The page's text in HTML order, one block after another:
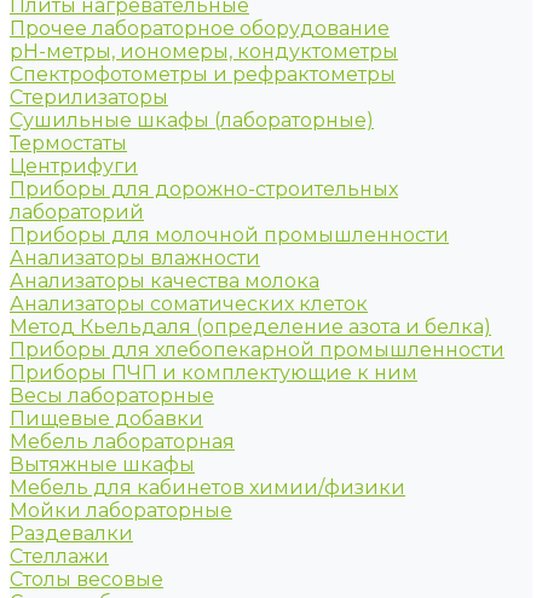
Плиты нагревательные
Прочее лабораторное оборудование
рН-метры, иономеры, кондуктометры
Спектрофотометры и рефрактометры
Стерилизаторы
Сушильные шкафы (лабораторные)
Термостаты
Центрифуги
Приборы для дорожно-строительных
лабораторий
Приборы для молочной промышленности
Анализаторы влажности
Анализаторы качества молока
Анализаторы соматических клеток
Метод Кьельдаля (определение азота и белка)
Приборы для хлебопекарной промышленности
Приборы ПЧП и комплектующие к ним
Весы лабораторные
Пищевые добавки
Мебель лабораторная
Вытяжные шкафы
Мебель для кабинетов химии/физики
Мойки лабораторные
Раздевалки
Стеллажи
Столы весовые